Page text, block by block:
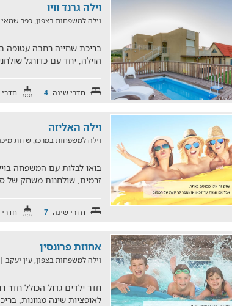
וילה גרנד וויו
וילה למשפחות בצפון, כפר שמאי
בריכת שחייה רחבה
הוילה, יחד עם כדורגל
חדרי שינה 4
וילה האליזה
וילה למשפחות במרכז, שדות
בואו לבלות עם המשפחה
זרמים, שולחנות משחק של
חדרי שינה 7
אחוזת פרונסין
וילה למשפחות בצפון, עין יעקב
לאופציות שינה מגוונות,